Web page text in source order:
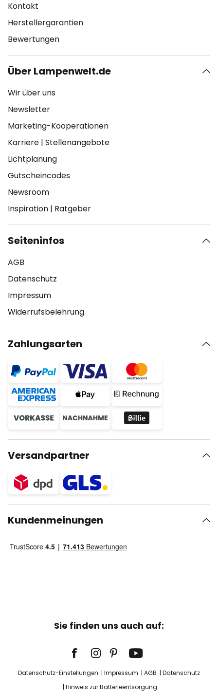
Kontakt
Herstellergarantien
Bewertungen
Über Lampenwelt.de
Wir über uns
Newsletter
Marketing-Kooperationen
Karriere | Stellenangebote
Lichtplanung
Gutscheincodes
Newsroom
Inspiration | Ratgeber
Seiteninfos
AGB
Datenschutz
Impressum
Widerrufsbelehrung
Zahlungsarten
Versandpartner
Kundenmeinungen
Sie finden uns auch auf:
Datenschutz-Einstellungen Impressum AGB
Datenschutz
Hinweis zur Batterieentsorgung